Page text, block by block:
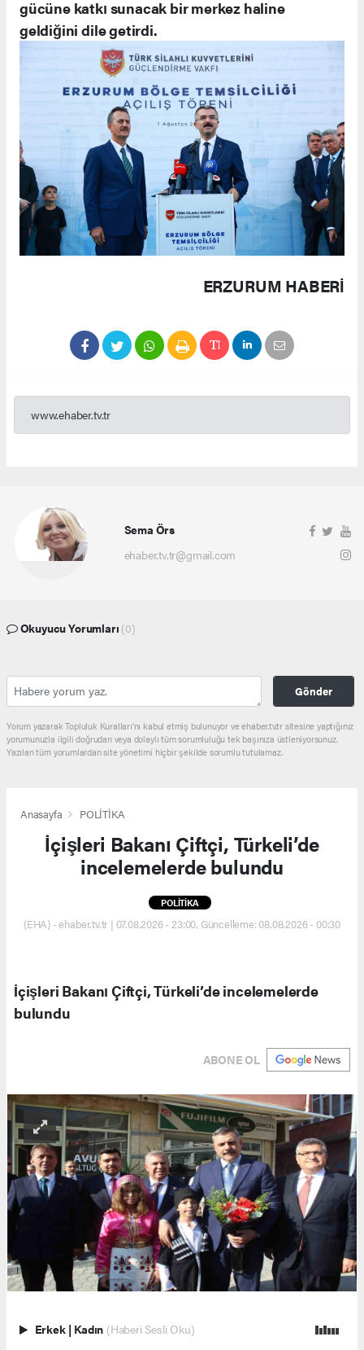
gücüne katkı sunacak bir merkez haline
geldiğini dile getirdi.
ERZURUM HABERİ
www.ehaber.tv.tr
Sema Örs
ehaber.tv.tr@gmail.com
Okuyucu Yorumları (0)
Gönder
Yorum yazarak Topluluk Kuralları’nı kabul etmiş bulunuyor ve ehaber.tv.tr sitesine yaptığınız
yorumunuzla ilgili doğrudan veya dolaylı tüm sorumluluğu tek başınıza üstleniyorsunuz.
Yazılan tüm yorumlardan site yönetimi hiçbir şekilde sorumlu tutulamaz.
Anasayfa POLİTİKA
İçişleri Bakanı Çiftçi, Türkeli’de
incelemelerde bulundu
POLİTİKA
(EHA) - ehaber.tv.tr | 07.08.2026 - 23:00, Güncelleme: 08.08.2026 - 00:30
İçişleri Bakanı Çiftçi, Türkeli’de incelemelerde
bulundu
ABONE OL
Erkek | Kadın (Haberi Sesli Oku)